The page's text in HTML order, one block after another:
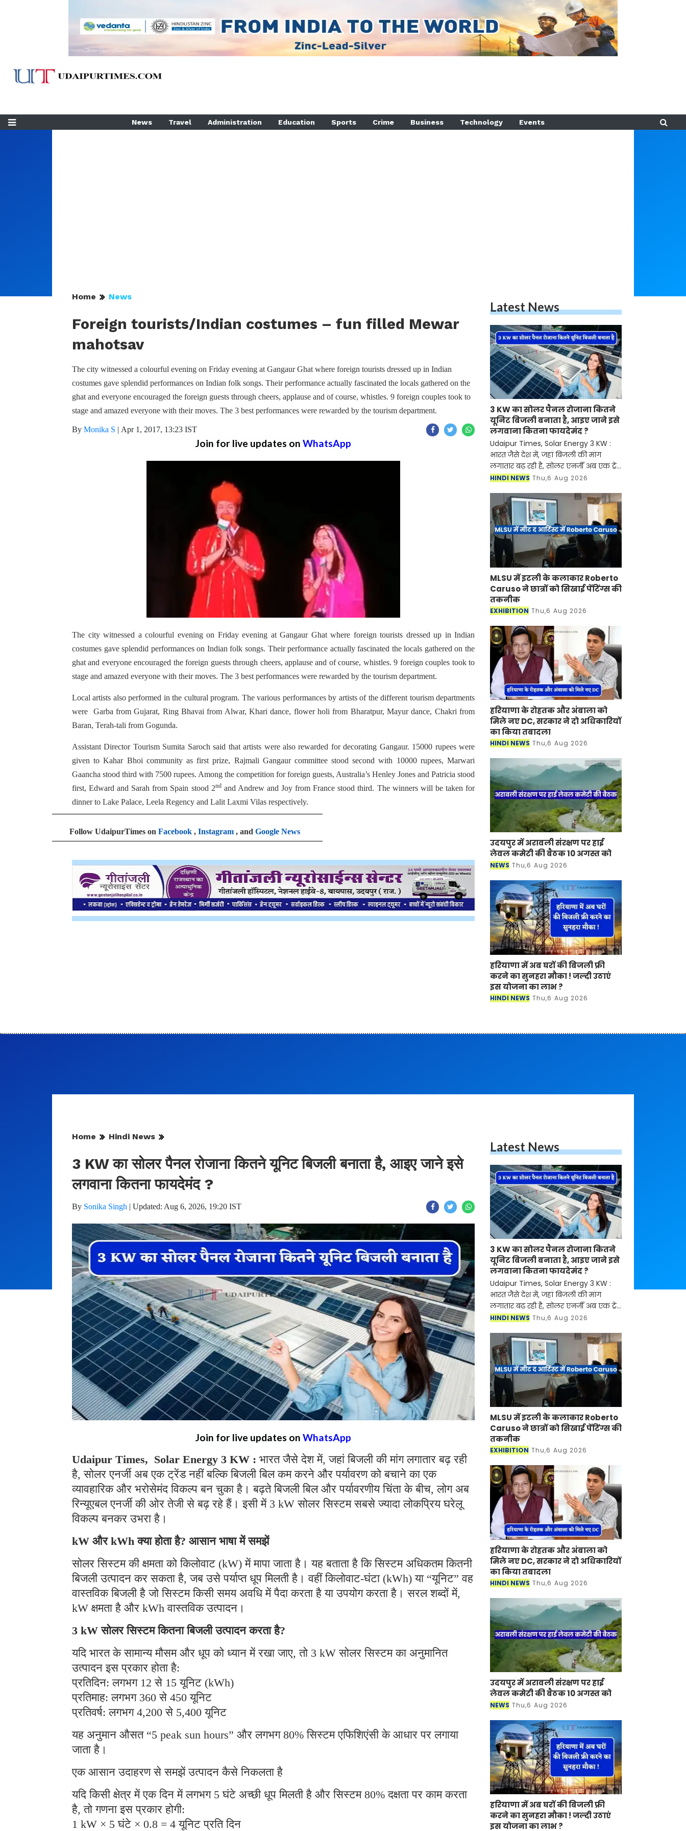
News Travel Administration Education Sports Crime Business Technology Events
Home News
Foreign tourists/Indian costumes – fun filled Mewar
mahotsav
The city witnessed a colourful evening on Friday evening at Gangaur Ghat where foreign tourists dressed up in Indian
costumes gave splendid performances on Indian folk songs. Their performance actually fascinated the locals gathered on the
ghat and everyone encouraged the foreign guests through cheers, applause and of course, whistles. 9 foreign couples took to
stage and amazed everyone with their moves. The 3 best performances were rewarded by the tourism department.
By Monika S | Apr 1, 2017, 13:23 IST
Join for live updates on WhatsApp
The city witnessed a colourful evening on Friday evening at Gangaur Ghat where foreign tourists dressed up in Indian
costumes gave splendid performances on Indian folk songs. Their performance actually fascinated the locals gathered on the
ghat and everyone encouraged the foreign guests through cheers, applause and of course, whistles. 9 foreign couples took to
stage and amazed everyone with their moves. The 3 best performances were rewarded by the tourism department.
Local artists also performed in the cultural program. The various performances by artists of the different tourism departments
were Garba from Gujarat, Ring Bhavai from Alwar, Khari dance, flower holi from Bharatpur, Mayur dance, Chakri from
Baran, Terah-tali from Gogunda.
Assistant Director Tourism Sumita Saroch said that artists were also rewarded for decorating Gangaur. 15000 rupees were
given to Kahar Bhoi community as first prize, Rajmali Gangaur committee stood second with 10000 rupees, Marwari
Gaancha stood third with 7500 rupees. Among the competition for foreign guests, Australia’s Henley Jones and Patricia stood
first, Edward and Sarah from Spain stood 2ndand Andrew and Joy from France stood third. The winners will be taken for
dinner to Lake Palace, Leela Regency and Lalit Laxmi Vilas respectively.
Follow UdaipurTimes on Facebook , Instagram , and Google News
Latest News
3 KW का सोलर पैनल रोजाना कितने
यूनिट बिजली बनाता है, आइए जाने इसे
लगवाना कितना फायदेमंद ?
Udaipur Times, Solar Energy 3 KW :
भारत जैसे देश में, जहां बिजली की मांग
लगातार बढ़ रही है, सोलर एनर्जी अब एक ट्रेंड
नहीं बल्कि बिजली बिल कम करने और
भरोसेमंद विक
HINDI NEWS Thu,6 Aug 2026
MLSU में इटली के कलाकार Roberto
Caruso ने छात्रों को सिखाई पेंटिंग्स की
तकनीक
EXHIBITION Thu,6 Aug 2026
हरियाणा के रोहतक और अंबाला को
मिले नए DC, सरकार ने दो अधिकारियों
का किया तबादला
HINDI NEWS Thu,6 Aug 2026
उदयपुर में अरावली संरक्षण पर हाई
लेवल कमेटी की बैठक 10 अगस्त को
NEWS Thu,6 Aug 2026
हरियाणा में अब घरों की बिजली फ्री
करने का सुनहरा मौका ! जल्दी उठाएं
इस योजना का लाभ ?
HINDI NEWS Thu,6 Aug 2026
Home Hindi News
3 KW का सोलर पैनल रोजाना कितने यूनिट बिजली बनाता है, आइए जाने इसे
लगवाना कितना फायदेमंद ?
By Sonika Singh | Updated: Aug 6, 2026, 19:20 IST
Join for live updates on WhatsApp
Udaipur Times, Solar Energy 3 KW : भारत जैसे देश में, जहां बिजली की मांग लगातार बढ़ रही
है, सोलर एनर्जी अब एक ट्रेंड नहीं बल्कि बिजली बिल कम करने और पर्यावरण को बचाने का एक
व्यावहारिक और भरोसेमंद विकल्प बन चुका है। बढ़ते बिजली बिल और पर्यावरणीय चिंता के बीच, लोग अब
रिन्यूएबल एनर्जी की ओर तेजी से बढ़ रहे हैं। इसी में 3 kW सोलर सिस्टम सबसे ज्यादा लोकप्रिय घरेलू
विकल्प बनकर उभरा है।
kW और kWh क्या होता है? आसान भाषा में समझें
सोलर सिस्टम की क्षमता को किलोवाट (kW) में मापा जाता है। यह बताता है कि सिस्टम अधिकतम कितनी
बिजली उत्पादन कर सकता है, जब उसे पर्याप्त धूप मिलती है। वहीं किलोवाट-घंटा (kWh) या “यूनिट” वह
वास्तविक बिजली है जो सिस्टम किसी समय अवधि में पैदा करता है या उपयोग करता है। सरल शब्दों में,
kW क्षमता है और kWh वास्तविक उत्पादन।
3 kW सोलर सिस्टम कितना बिजली उत्पादन करता है?
यदि भारत के सामान्य मौसम और धूप को ध्यान में रखा जाए, तो 3 kW सोलर सिस्टम का अनुमानित
उत्पादन इस प्रकार होता है:
प्रतिदिन: लगभग 12 से 15 यूनिट (kWh)
प्रतिमाह: लगभग 360 से 450 यूनिट
प्रतिवर्ष: लगभग 4,200 से 5,400 यूनिट
यह अनुमान औसत “5 peak sun hours” और लगभग 80% सिस्टम एफिशिएंसी के आधार पर लगाया
जाता है।
एक आसान उदाहरण से समझें उत्पादन कैसे निकलता है
यदि किसी क्षेत्र में एक दिन में लगभग 5 घंटे अच्छी धूप मिलती है और सिस्टम 80% दक्षता पर काम करता
है, तो गणना इस प्रकार होगी:
1 kW × 5 घंटे × 0.8 = 4 यूनिट प्रति दिन
Latest News
3 KW का सोलर पैनल रोजाना कितने
यूनिट बिजली बनाता है, आइए जाने इसे
लगवाना कितना फायदेमंद ?
Udaipur Times, Solar Energy 3 KW :
भारत जैसे देश में, जहां बिजली की मांग
लगातार बढ़ रही है, सोलर एनर्जी अब एक ट्रेंड
नहीं बल्कि बिजली बिल कम करने और
भरोसेमंद विक
HINDI NEWS Thu,6 Aug 2026
MLSU में इटली के कलाकार Roberto
Caruso ने छात्रों को सिखाई पेंटिंग्स की
तकनीक
EXHIBITION Thu,6 Aug 2026
हरियाणा के रोहतक और अंबाला को
मिले नए DC, सरकार ने दो अधिकारियों
का किया तबादला
HINDI NEWS Thu,6 Aug 2026
उदयपुर में अरावली संरक्षण पर हाई
लेवल कमेटी की बैठक 10 अगस्त को
NEWS Thu,6 Aug 2026
हरियाणा में अब घरों की बिजली फ्री
करने का सुनहरा मौका ! जल्दी उठाएं
इस योजना का लाभ ?